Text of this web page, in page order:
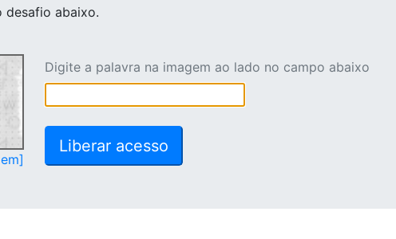
desafio abaixo.
Digite a palavra na imagem ao lado no campo abaixo